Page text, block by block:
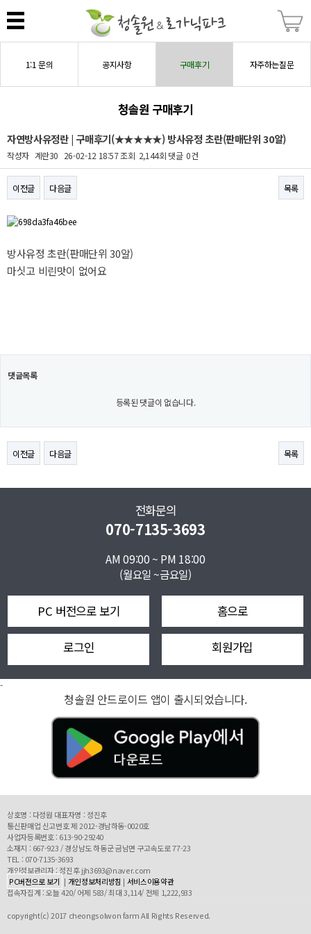
1:1 문의 공지사항 구매후기 자주하는질문
청솔원 구매후기
자연방사유정란 | 구매후기(★★★★★) 방사유정 초란(판매단위 30알)
작성자 계란30 26-02-12 18:57조회 2,144회 댓글 0건
이전글 다음글 목록
본문
방사유정 초란(판매단위 30알)
마싯고 비린맛이 없어요
댓글목록
등록된 댓글이 없습니다.
이전글 다음글 목록
전화문의
070-7135-3693
AM 09:00 ~ PM 18:00
(월요일 ~금요일)
PC 버전으로 보기 홈으로
로그인 회원가입
-
청솔원 안드로이드 앱이 출시되었습니다.
상호명 : 다정원 대표자명 : 정진후
통신판매업 신고번호 제 2012-경남하동-0020호
사업자등록번호 : 613-90-29240
소재지 : 667-923 / 경상남도 하동군 금남면 구고속도로 77-23
TEL : 070-7135-3693
개인정보관리자 : 정진후 jjh3693@naver.com
PC버전으로 보기 | 개인정보처리방침 | 서비스이용약관
접속자집계 : 오늘 420/ 어제 583/ 최대 3,114/ 전체 1,222,933
copyright(c) 2017 cheongsolwon farm All Rights Reserved.